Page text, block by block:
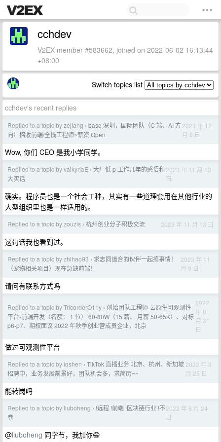
cchdev
V2EX member #583662, joined on 2022-06-02 16:13:44
+08:00
Switch topics list
cchdev's recent replies
Replied to a topic by zejiang › base 深圳，国际团队（C 端、AI 方
向）招收前端/全栈工程师~薪资 Open
2023 年 12
月 8 日
Wow, 你们 CEO 是我小学同学。
Replied to a topic by valkyrjaE › 大厂低 p 工作几年的感悟和
大实话
2023 年 11 月 13
日
确实。程序员也是一个社会工种，其实有一些道理套用在其他行业的
大型组织里也是一样适用的。
Replied to a topic by zouzls › 杭州创业分子积极交流 2023 年 11 月 13 日
这句话我也看到过。
Replied to a topic by zhihao93 › 求志同道合的伙伴一起搞事情！
（宠物相关项目）现在急缺前端！
2023 年 11
月 9 日
请问有联系方式吗
Replied to a topic by TricorderO11y › 创始团队工程师-云原生可观测性
平台-前端开发（名额： 1 位） 60-80W（15 薪、 月薪 50-65K）、对标
p6-p7、期权面议 2022 年秋季创业营成员企业，北京
2022
年 8
月 31
日
做过可观测性平台
Replied to a topic by iqshen › TikTok 直播业务 北京、杭州、新加坡
招聘中，业务发展前景好，团队机会多，求简历~~
2022 年 8
月 25 日
能转岗吗
Replied to a topic by liuboheng › !远程 !前端 !区块链行业 !不
卷
2022 年 8 月 24
日
@liuboheng 同字节，我加你😄